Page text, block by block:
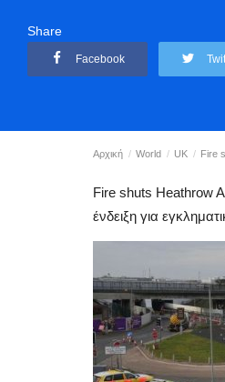
Share
Facebook
Αρχική World UK Fire
Fire shuts Heathrow
ένδειξη για